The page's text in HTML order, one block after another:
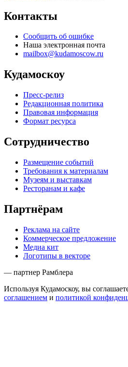
Контакты
Сообщить об ошибке
Наша электронная почта
mailbox@kudamoscow.ru
Кудамоскоу
Пресс-релиз
Редакционная политика
Правовая информация
Формат ресурса
Сотрудничество
Размещение событий
Требования к материалам
Музеям и выставкам
Ресторанам и кафе
Партнёрам
Реклама на сайте
Коммерческое предложение
Медиа кит
Логотипы в векторе
— партнер Рамблера
Используя Кудамоскоу, вы
соглашением и политикой